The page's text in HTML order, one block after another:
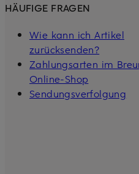
HÄUFIGE FRAGEN
Wie kann ich Artikel
zurücksenden?
Zahlungsarten im
Online-Shop
Sendungsverfolgung